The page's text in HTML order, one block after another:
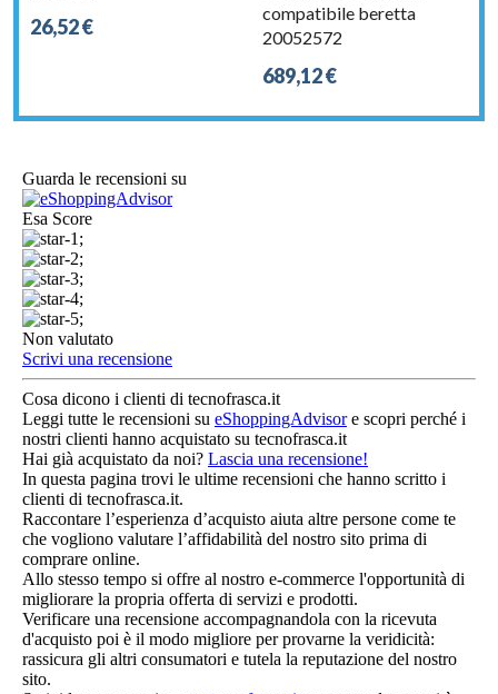
26,52 €
compatibile beretta
20052572
689,12 €